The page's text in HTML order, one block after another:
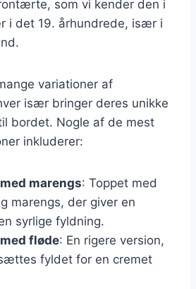
som vi kender den i
i det 19. århundrede, især i
variationer af
især bringer deres unikke
bordet. Nogle af de mest
inkluderer:
marengs: Toppet med
marengs, der giver en
syrlige fyldning.
fløde: En rigere version,
fyldet for en cremet